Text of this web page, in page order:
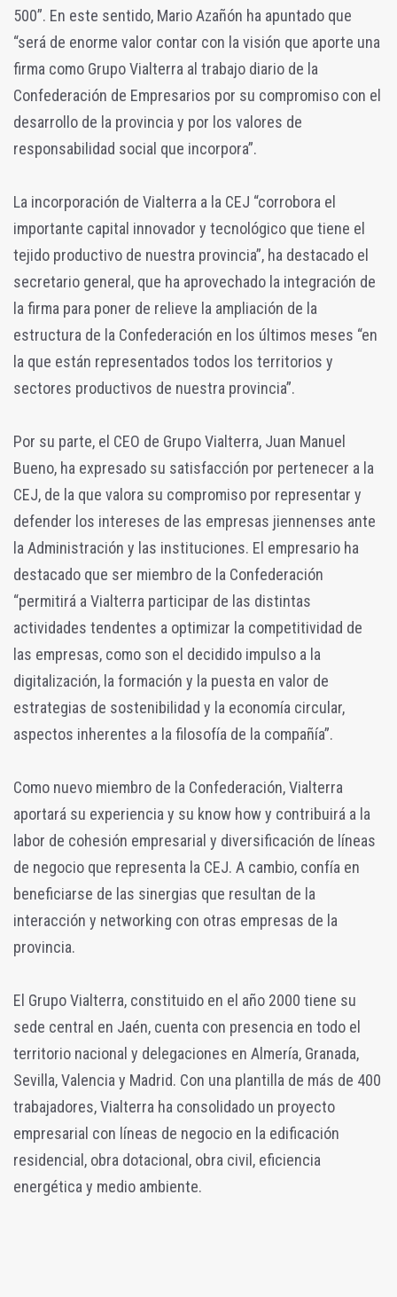
500”. En este sentido, Mario Azañón ha apuntado que
“será de enorme valor contar con la visión que aporte una
firma como Grupo Vialterra al trabajo diario de la
Confederación de Empresarios por su compromiso con el
desarrollo de la provincia y por los valores de
responsabilidad social que incorpora”.
La incorporación de Vialterra a la CEJ “corrobora el
importante capital innovador y tecnológico que tiene el
tejido productivo de nuestra provincia”, ha destacado el
secretario general, que ha aprovechado la integración de
la firma para poner de relieve la ampliación de la
estructura de la Confederación en los últimos meses “en
la que están representados todos los territorios y
sectores productivos de nuestra provincia”.
Por su parte, el CEO de Grupo Vialterra, Juan Manuel
Bueno, ha expresado su satisfacción por pertenecer a la
CEJ, de la que valora su compromiso por representar y
defender los intereses de las empresas jiennenses ante
la Administración y las instituciones. El empresario ha
destacado que ser miembro de la Confederación
“permitirá a Vialterra participar de las distintas
actividades tendentes a optimizar la competitividad de
las empresas, como son el decidido impulso a la
digitalización, la formación y la puesta en valor de
estrategias de sostenibilidad y la economía circular,
aspectos inherentes a la filosofía de la compañía”.
Como nuevo miembro de la Confederación, Vialterra
aportará su experiencia y su know how y contribuirá a la
labor de cohesión empresarial y diversificación de líneas
de negocio que representa la CEJ. A cambio, confía en
beneficiarse de las sinergias que resultan de la
interacción y networking con otras empresas de la
provincia.
El Grupo Vialterra, constituido en el año 2000 tiene su
sede central en Jaén, cuenta con presencia en todo el
territorio nacional y delegaciones en Almería, Granada,
Sevilla, Valencia y Madrid. Con una plantilla de más de 400
trabajadores, Vialterra ha consolidado un proyecto
empresarial con líneas de negocio en la edificación
residencial, obra dotacional, obra civil, eficiencia
energética y medio ambiente.